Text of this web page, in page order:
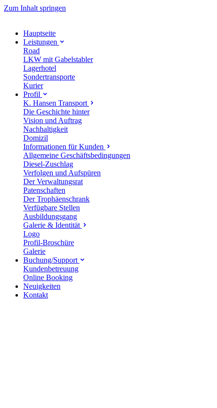
Zum Inhalt springen
Hauptseite
Leistungen
Road
LKW mit Gabelstabler
Lagerhotel
Sondertransporte
Kurier
Profil
K. Hansen Transport
Die Geschichte hinter
Vision und Auftrag
Nachhaltigkeit
Domizil
Informationen für Kunden
Allgemeine Geschäftsbedingungen
Diesel-Zuschlag
Verfolgen und Aufspüren
Der Verwaltungsrat
Patenschaften
Der Trophäenschrank
Verfügbare Stellen
Ausbildungsgang
Galerie & Identität
Logo
Profil-Broschüre
Galerie
Buchung/Support
Kundenbetreuung
Online Booking
Neuigkeiten
Kontakt